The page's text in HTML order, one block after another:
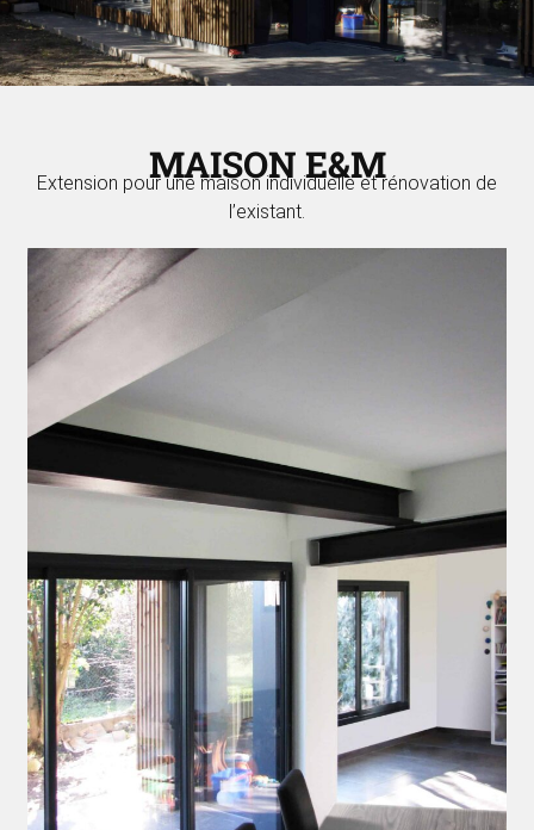
MAISON E&M
Extension pour une maison individuelle et rénovation de
l’existant.